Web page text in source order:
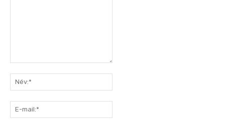
mail:*